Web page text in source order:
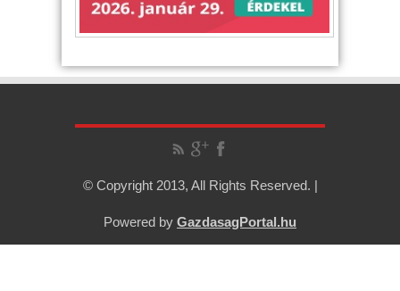
© Copyright 2013, All Rights Reserved. |
Powered by GazdasagPortal.hu